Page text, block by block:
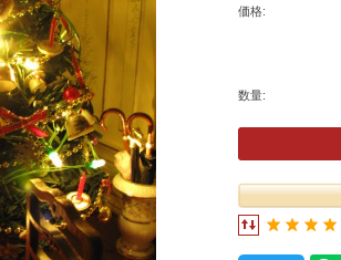
価格:
数量: